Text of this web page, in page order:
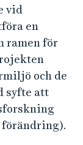
vid
en
ramen för
och de
syfte att
förändring).